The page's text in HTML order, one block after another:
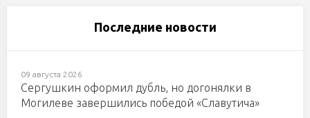
Последние новости
09 августа 2026
Сергушкин оформил дубль, но догонялки в
Могилеве завершились победой «Славутича»